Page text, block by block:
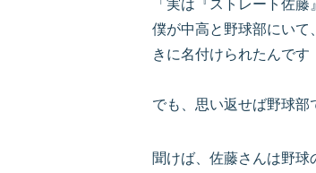
僕が中高と野球部にいて
きに名付けられたんです
でも、思い返せば野球部
聞けば、佐藤さんは野球